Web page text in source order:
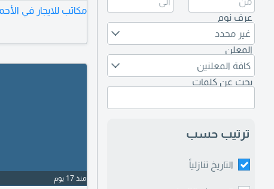
عرف نوم
غير محدد
المعلن
كافة المعلنين
بحث عن كلمات
ترتيب حسب
التاريخ تنازلياً
مكاتب للايجار في
منذ 17 يوم